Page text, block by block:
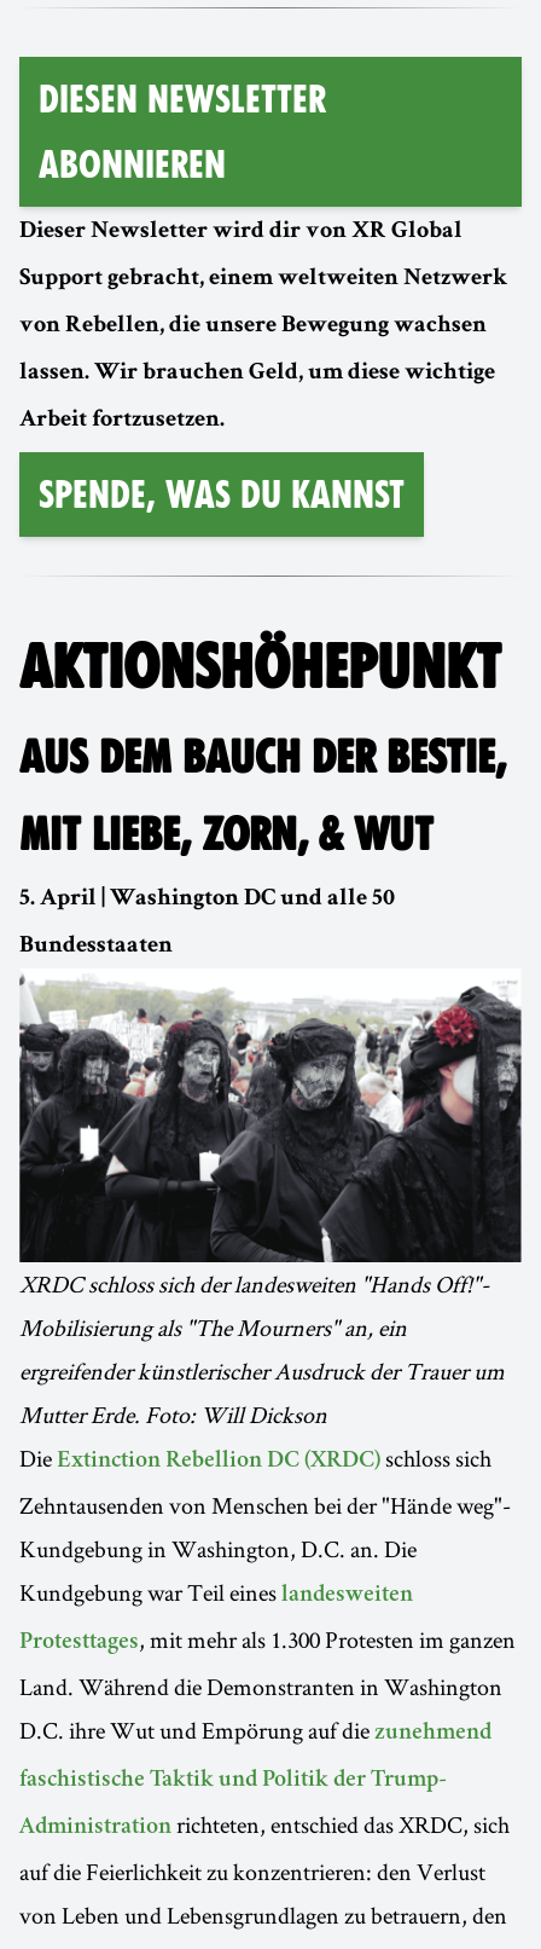
Diesen Newsletter
abonnieren
Dieser Newsletter wird dir von XR Global
Support gebracht, einem weltweiten Netzwerk
von Rebellen, die unsere Bewegung wachsen
lassen. Wir brauchen Geld, um diese wichtige
Arbeit fortzusetzen.
Spende, was du kannst
AKTIONSHÖHEPUNKT
AUS DEM BAUCH DER BESTIE,
MIT LIEBE, ZORN, & WUT
5. April | Washington DC und alle 50
Bundesstaaten
XRDC schloss sich der landesweiten "Hands Off!"-
Mobilisierung als "The Mourners" an, ein
ergreifender künstlerischer Ausdruck der Trauer um
Mutter Erde. Foto: Will Dickson
Die Extinction Rebellion DC (XRDC) schloss sich
Zehntausenden von Menschen bei der "Hände weg"-
Kundgebung in Washington, D.C. an. Die
Kundgebung war Teil eines landesweiten
Protesttages, mit mehr als 1.300 Protesten im ganzen
Land. Während die Demonstranten in Washington
D.C. ihre Wut und Empörung auf die zunehmend
faschistische Taktik und Politik der Trump-
Administration richteten, entschied das XRDC, sich
auf die Feierlichkeit zu konzentrieren: den Verlust
von Leben und Lebensgrundlagen zu betrauern, den